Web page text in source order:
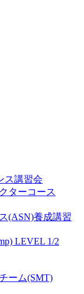
ス講習会
ターコース
(ASN)養成講習
LEVEL 1/2
ーム(SMT)